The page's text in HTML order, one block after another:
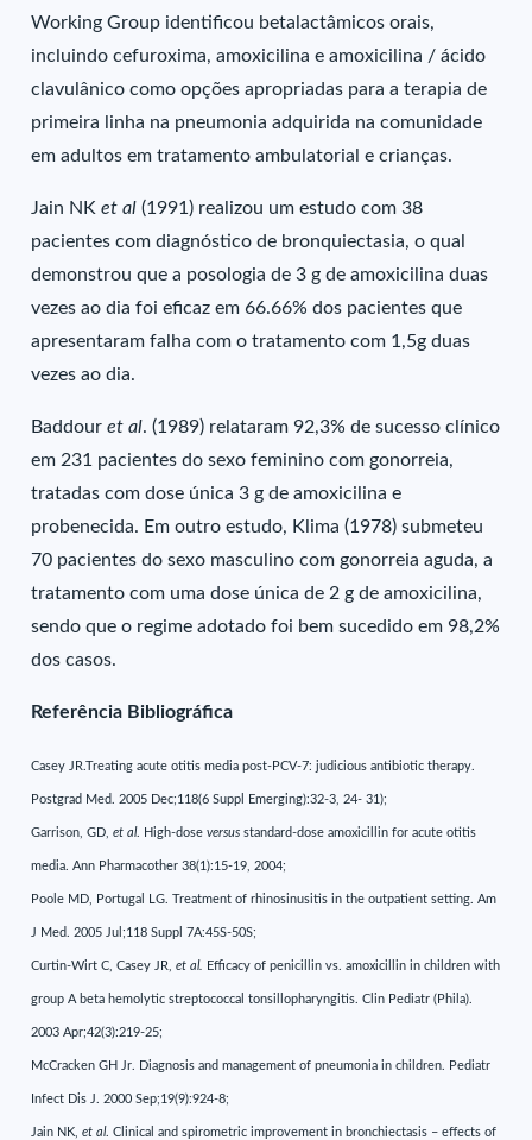
Working Group identificou betalactâmicos orais,
incluindo cefuroxima, amoxicilina e amoxicilina / ácido
clavulânico como opções apropriadas para a terapia de
primeira linha na pneumonia adquirida na comunidade
em adultos em tratamento ambulatorial e crianças.
Jain NK et al (1991) realizou um estudo com 38
pacientes com diagnóstico de bronquiectasia, o qual
demonstrou que a posologia de 3 g de amoxicilina duas
vezes ao dia foi eficaz em 66.66% dos pacientes que
apresentaram falha com o tratamento com 1,5g duas
vezes ao dia.
Baddouret al. (1989) relataram 92,3% de sucesso clínico
em 231 pacientes do sexo feminino com gonorreia,
tratadas com dose única 3 g de amoxicilina e
probenecida. Em outro estudo, Klima (1978) submeteu
70 pacientes do sexo masculino com gonorreia aguda, a
tratamento com uma dose única de 2 g de amoxicilina,
sendo que o regime adotado foi bem sucedido em 98,2%
dos casos.
Referência Bibliográfica
Casey JR.Treating acute otitis media post-PCV-7: judicious antibiotic therapy.
Postgrad Med. 2005 Dec;118(6 Suppl Emerging):32-3, 24- 31);
Garrison, GD,et al. High-doseversusstandard-dose amoxicillin for acute otitis
media. Ann Pharmacother 38(1):15-19, 2004;
Poole MD, Portugal LG. Treatment of rhinosinusitis in the outpatient setting. Am
J Med. 2005 Jul;118 Suppl 7A:45S-50S;
Curtin-Wirt C, Casey JR,et al. Efficacy of penicillin vs. amoxicillin in children with
group A beta hemolytic streptococcal tonsillopharyngitis. Clin Pediatr (Phila).
2003 Apr;42(3):219-25;
McCracken GH Jr. Diagnosis and management of pneumonia in children. Pediatr
Infect Dis J. 2000 Sep;19(9):924-8;
Jain NK,et al. Clinical and spirometric improvement in bronchiectasis – effects of